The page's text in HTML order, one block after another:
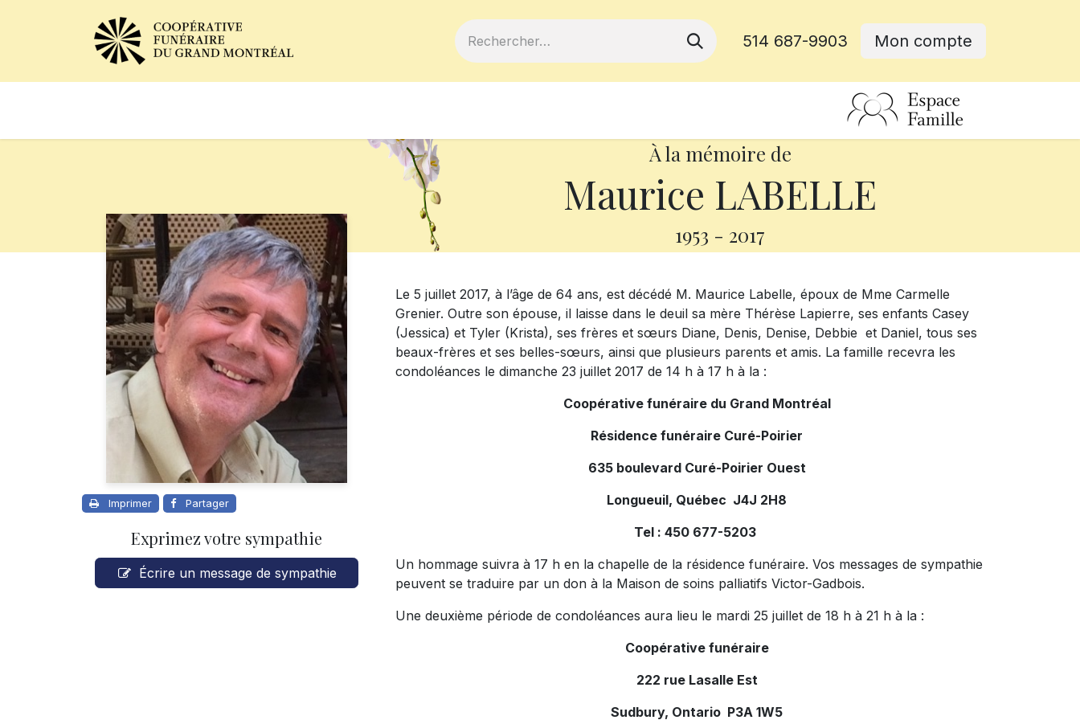
514 687-9903 Mon compte
À la mémoire de
Maurice LABELLE
1953 - 2017
Imprimer Partager
Exprimez votre sympathie
Écrire un message de sympathie
Le 5 juillet 2017, à l’âge de 64 ans, est décédé M. Maurice Labelle, époux de Mme Carmelle
Grenier. Outre son épouse, il laisse dans le deuil sa mère Thérèse Lapierre, ses enfants Casey
(Jessica) et Tyler (Krista), ses frères et sœurs Diane, Denis, Denise, Debbie et Daniel, tous ses
beaux-frères et ses belles-sœurs, ainsi que plusieurs parents et amis. La famille recevra les
condoléances le dimanche 23 juillet 2017 de 14 h à 17 h à la :
Coopérative funéraire du Grand Montréal
Résidence funéraire Curé-Poirier
635 boulevard Curé-Poirier Ouest
Longueuil, Québec J4J 2H8
Tel : 450 677-5203
Un hommage suivra à 17 h en la chapelle de la résidence funéraire. Vos messages de sympathie
peuvent se traduire par un don à la Maison de soins palliatifs Victor-Gadbois.
Une deuxième période de condoléances aura lieu le mardi 25 juillet de 18 h à 21 h à la :
Coopérative funéraire
222 rue Lasalle Est
Sudbury, Ontario P3A 1W5